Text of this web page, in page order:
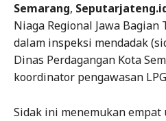
Semarang,
Niaga Regional Jawa
dalam inspeksi mendadak
Dinas Perdagangan Kota
koordinator pengawasan
Sidak ini menemukan